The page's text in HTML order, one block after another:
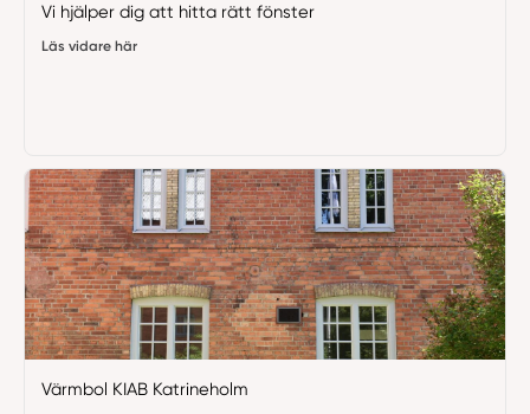
Vi hjälper dig att hitta rätt fönster
Läs vidare här
Värmbol KIAB Katrineholm